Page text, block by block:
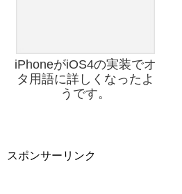
iPhoneがiOS4の実装でオ
タ用語に詳しくなったよ
うです。
スポンサーリンク